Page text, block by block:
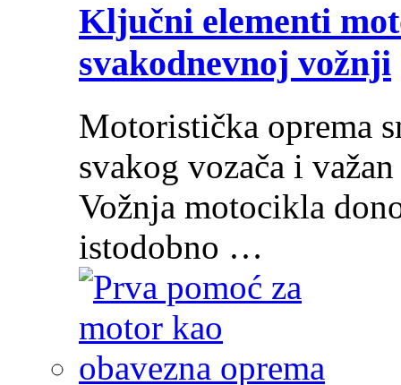
Ključni elementi
svakodnevnoj vožnji
Motoristička oprema
svakog vozača i
Vožnja motocikla
istodobno …